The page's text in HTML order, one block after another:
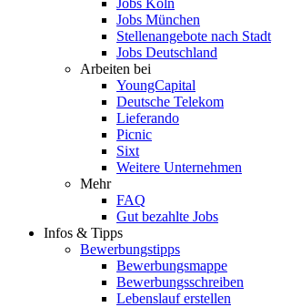
Jobs Köln
Jobs München
Stellenangebote nach Stadt
Jobs Deutschland
Arbeiten bei
YoungCapital
Deutsche Telekom
Lieferando
Picnic
Sixt
Weitere Unternehmen
Mehr
FAQ
Gut bezahlte Jobs
Infos & Tipps
Bewerbungstipps
Bewerbungsmappe
Bewerbungsschreiben
Lebenslauf erstellen